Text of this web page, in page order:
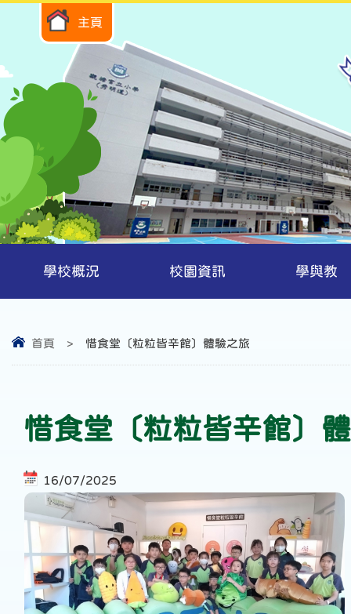
主頁
學校概況 校園資訊 學與教
首頁 > 惜食堂〔粒粒皆辛館〕體驗之旅
惜食堂〔粒粒皆辛館〕
16/07/2025